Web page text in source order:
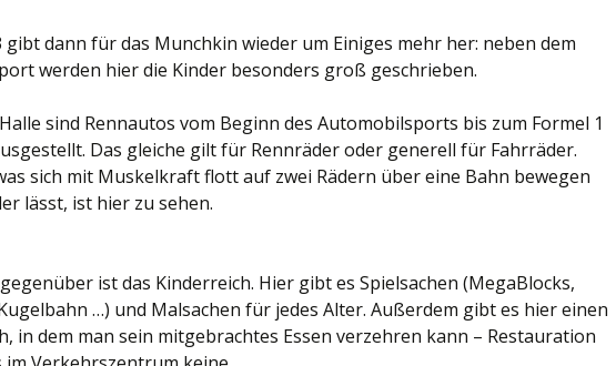
gibt dann für das Munchkin wieder um Einiges mehr her: neben dem
werden hier die Kinder besonders groß geschrieben.
sind Rennautos vom Beginn des Automobilsports bis zum Formel 1
Das gleiche gilt für Rennräder oder generell für Fahrräder.
sich mit Muskelkraft flott auf zwei Rädern über eine Bahn bewegen
lässt, ist hier zu sehen.
ist das Kinderreich. Hier gibt es Spielsachen (MegaBlocks,
…) und Malsachen für jedes Alter. Außerdem gibt es hier einen
in dem man sein mitgebrachtes Essen verzehren kann – Restauration